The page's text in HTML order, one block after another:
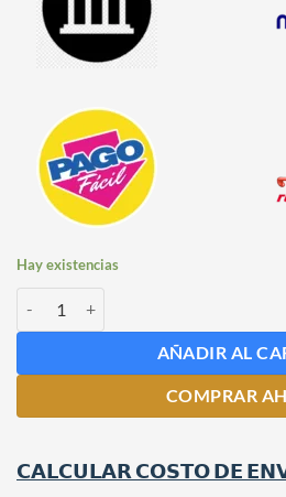
Hay existencias
AÑADIR AL
COMPRAR
𝗖𝗔𝗟𝗖𝗨𝗟𝗔𝗥 𝗖𝗢𝗦𝗧𝗢 𝗗𝗘